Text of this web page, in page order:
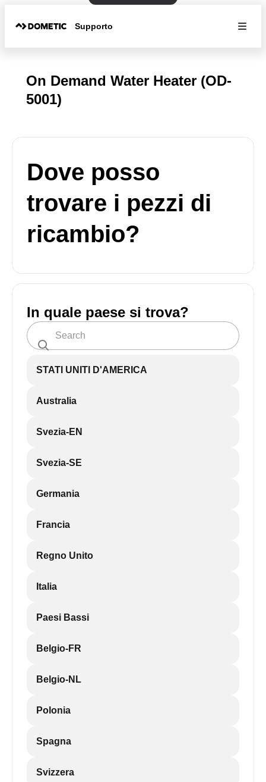
Supporto
On Demand Water Heater (OD-
5001)
Dove posso
trovare i pezzi di
ricambio?
In quale paese si trova?
STATI UNITI D'AMERICA
Australia
Svezia-EN
Svezia-SE
Germania
Francia
Regno Unito
Italia
Paesi Bassi
Belgio-FR
Belgio-NL
Polonia
Spagna
Svizzera